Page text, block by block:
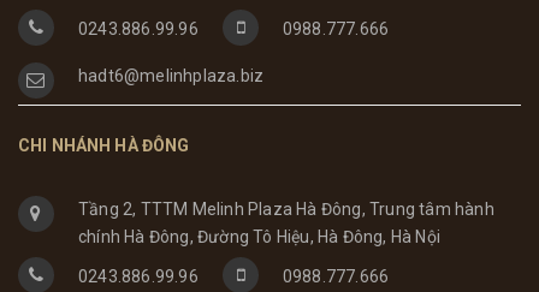
0243.886.99.96 0988.777.666
hadt6@melinhplaza.biz
CHI NHÁNH HÀ ĐÔNG
Tầng 2, TTTM Melinh Plaza Hà Đông, Trung tâm hành
chính Hà Đông, Đường Tô Hiệu, Hà Đông, Hà Nội
0243.886.99.96 0988.777.666